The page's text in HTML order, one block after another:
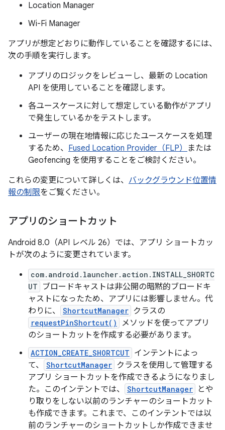
Location Manager
Wi-Fi Manager
アプリが想定どおりに動作していることを確認するには、
次の手順を実行します。
アプリのロジックをレビューし、最新の Location
API を使用していることを確認します。
各ユースケースに対して想定している動作がアプリ
で発生しているかをテストします。
ユーザーの現在地情報に応じたユースケースを処理
するため、 Fused Location Provider（FLP）
または
Geofencing を使用することをご検討ください。
これらの変更について詳しくは、 バックグラウンド位置情
報の制限をご覧ください。
アプリのショートカット
Android 8.0（API レベル 26）では、アプリ ショートカッ
トが次のように変更されています。
com.android.launcher.action.INSTALL_SHORTC
UT
ブロードキャストは非公開の暗黙的ブロードキ
ャストになったため、アプリには影響しません。代
わりに、
ShortcutManager クラスの
requestPinShortcut()
メソッドを使ってアプリ
のショートカットを作成する必要があります。
ACTION_CREATE_SHORTCUT インテントによっ
て、
ShortcutManager クラスを使用して管理する
アプリ ショートカットを作成できるようになりまし
た。このインテントでは、
ShortcutManager
とや
り取りをしない以前のランチャーのショートカット
も作成できます。これまで、このインテントでは以
前のランチャーのショートカットしか作成できませ